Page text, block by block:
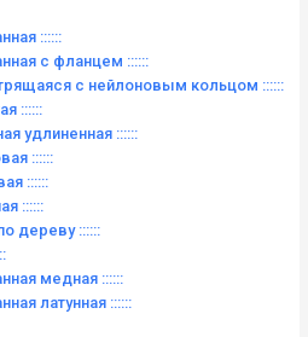
::::::
с фланцем ::::::
с нейлоновым кольцом ::::::
::::::
удлиненная ::::::
::::::
::::::
::::::
дереву ::::::
медная ::::::
латунная ::::::